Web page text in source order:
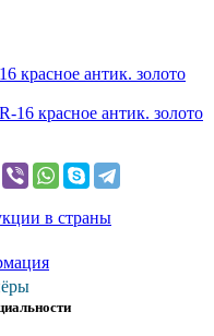
красное антик. золото